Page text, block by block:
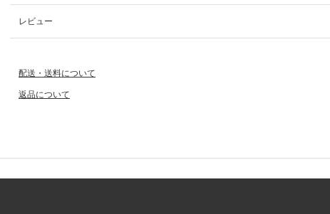
レビュー
配送・送料について
返品について